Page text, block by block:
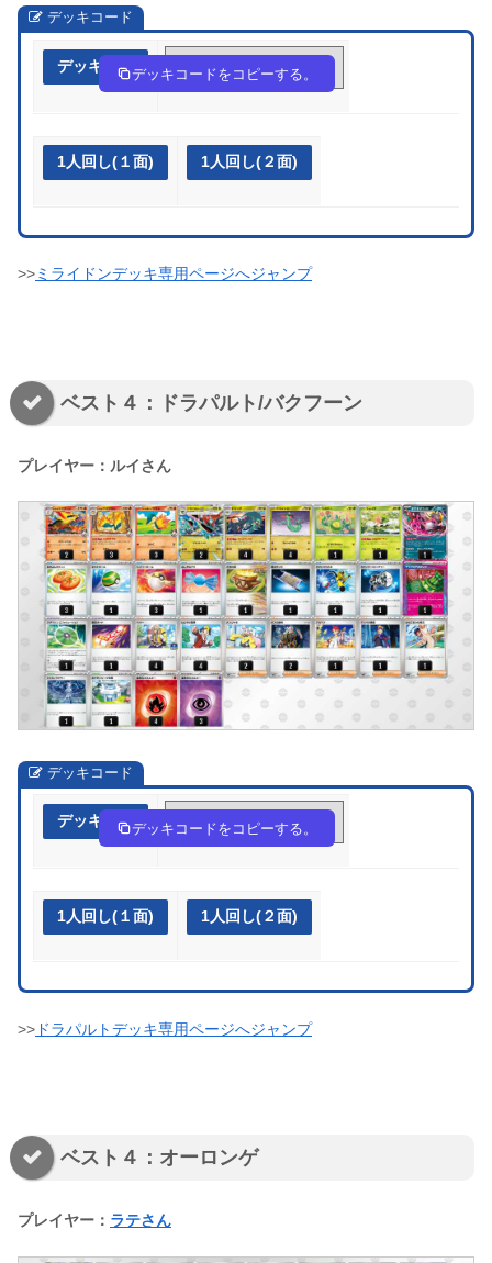
デッキコード
デッキ作成 84YcGY-72eKDE-8DcKJc
デッキコードをコピーする。
1人回し(１面) 1人回し(２面)
>>ミライドンデッキ専用ページへジャンプ
ベスト４：ドラパルト/バクフーン
プレイヤー：ルイさん
デッキコード
デッキ作成 c8ccYY-7B2BEA-KYD4cc
デッキコードをコピーする。
1人回し(１面) 1人回し(２面)
>> ドラパルトデッキ専用ページへジャンプ
ベスト４：オーロンゲ
プレイヤー： ラテさん